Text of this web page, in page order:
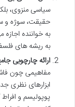
سیاسی منزوی،
حقیقت، سوژه و
به خواننده
به ریشه های
ارائه چارچوبی
مفاهیمی چون
ابزارهای نظری
پوپولیسم و